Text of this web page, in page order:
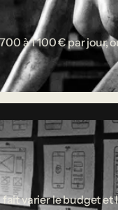
à 1 100 € par jour,
varier le budget et